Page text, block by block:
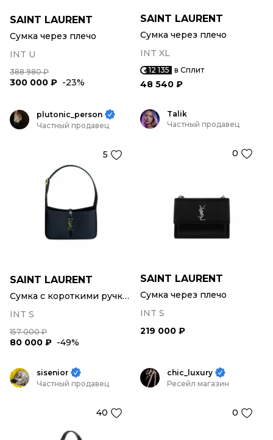
SAINT LAURENT
Сумка через плечо
INT U
388 980 ₽
300 000 ₽ -23%
SAINT LAURENT
Сумка через плечо
INT XL
12 135 в Сплит
48 540 ₽
plutonic_person
Частный продавец
5
SAINT LAURENT
Сумка с короткими ручками
INT S
157 000 ₽
80 000 ₽ -49%
Talik
Частный продавец
0
SAINT LAURENT
Сумка через плечо
INT S
219 000 ₽
sisenior
Частный продавец
40
chic_luxury
Ресейл магазин
0